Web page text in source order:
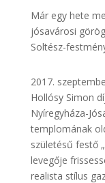
Már egy hete
jósavárosi
Soltész-
2017.
Hollósy Simon
Nyíregyháza-
templomának
születésű festő
levegője
realista stílus